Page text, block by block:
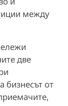
между
две
бизнесът от